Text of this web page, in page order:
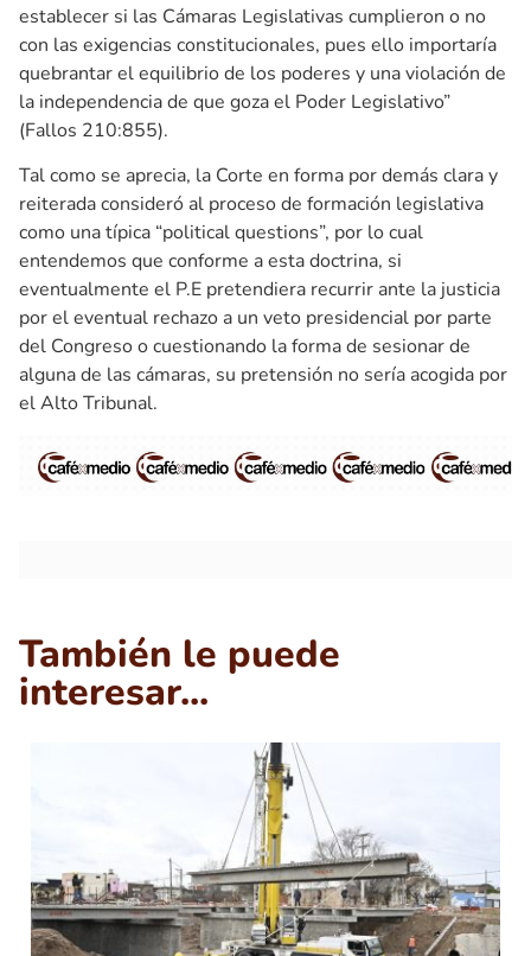
establecer si las Cámaras Legislativas cumplieron o no
con las exigencias constitucionales, pues ello importaría
quebrantar el equilibrio de los poderes y una violación de
la independencia de que goza el Poder Legislativo”
(Fallos 210:855).
Tal como se aprecia, la Corte en forma por demás clara y
reiterada consideró al proceso de formación legislativa
como una típica “political questions”, por lo cual
entendemos que conforme a esta doctrina, si
eventualmente el P.E pretendiera recurrir ante la justicia
por el eventual rechazo a un veto presidencial por parte
del Congreso o cuestionando la forma de sesionar de
alguna de las cámaras, su pretensión no sería acogida por
el Alto Tribunal.
También le puede
interesar...